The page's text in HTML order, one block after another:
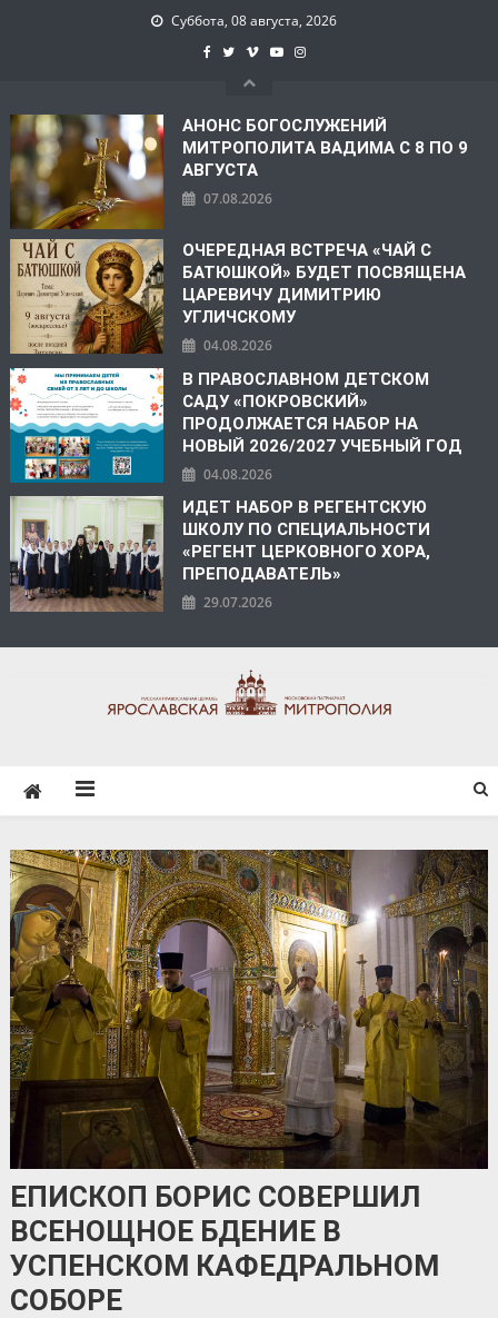
Суббота, 08 августа, 2026
АНОНС БОГОСЛУЖЕНИЙ
МИТРОПОЛИТА ВАДИМА С 8 ПО 9
АВГУСТА
07.08.2026
ОЧЕРЕДНАЯ ВСТРЕЧА «ЧАЙ С
БАТЮШКОЙ» БУДЕТ ПОСВЯЩЕНА
ЦАРЕВИЧУ ДИМИТРИЮ
УГЛИЧСКОМУ
04.08.2026
В ПРАВОСЛАВНОМ ДЕТСКОМ
САДУ «ПОКРОВСКИЙ»
ПРОДОЛЖАЕТСЯ НАБОР НА
НОВЫЙ 2026/2027 УЧЕБНЫЙ ГОД
04.08.2026
ИДЕТ НАБОР В РЕГЕНТСКУЮ
ШКОЛУ ПО СПЕЦИАЛЬНОСТИ
«РЕГЕНТ ЦЕРКОВНОГО ХОРА,
ПРЕПОДАВАТЕЛЬ»
29.07.2026
ЕПИСКОП БОРИС СОВЕРШИЛ
ВСЕНОЩНОЕ БДЕНИЕ В
УСПЕНСКОМ КАФЕДРАЛЬНОМ
СОБОРЕ